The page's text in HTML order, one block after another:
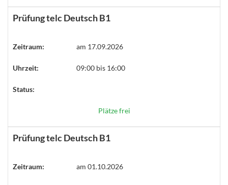
Prüfung telc Deutsch B1
Zeitraum: am 17.09.2026
Uhrzeit: 09:00 bis 16:00
Status:
Plätze frei
Prüfung telc Deutsch B1
Zeitraum: am 01.10.2026